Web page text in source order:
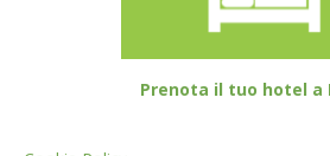
Prenota il tuo hotel a